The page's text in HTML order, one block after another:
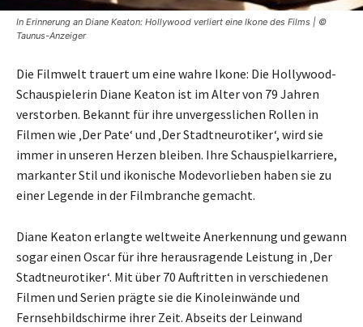
In Erinnerung an Diane Keaton: Hollywood verliert eine Ikone des Films | ©
Taunus-Anzeiger
Die Filmwelt trauert um eine wahre Ikone: Die Hollywood-
Schauspielerin Diane Keaton ist im Alter von 79 Jahren
verstorben. Bekannt für ihre unvergesslichen Rollen in
Filmen wie ‚Der Pate‘ und ‚Der Stadtneurotiker‘, wird sie
immer in unseren Herzen bleiben. Ihre Schauspielkarriere,
markanter Stil und ikonische Modevorlieben haben sie zu
einer Legende in der Filmbranche gemacht.
Diane Keaton erlangte weltweite Anerkennung und gewann
sogar einen Oscar für ihre herausragende Leistung in ‚Der
Stadtneurotiker‘. Mit über 70 Auftritten in verschiedenen
Filmen und Serien prägte sie die Kinoleinwände und
Fernsehbildschirme ihrer Zeit. Abseits der Leinwand